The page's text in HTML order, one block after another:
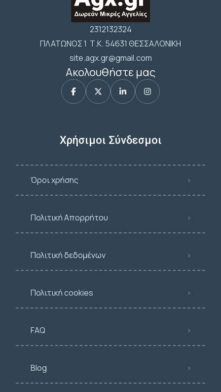
2312132324
ΠΛΑΤΩΝΟΣ 1 Τ.Κ. 54631 ΘΕΣΣΑΛΟΝΙΚΗ
site.agx.gr@gmail.com
Ακολουθήστε μας
Χρήσιμοι Σύνδεσμοι
Όροι χρήσης
Πολιτική Απορρήτου
Πολιτική δεδομένων
Πολιτική cookies
FAQ
Blog